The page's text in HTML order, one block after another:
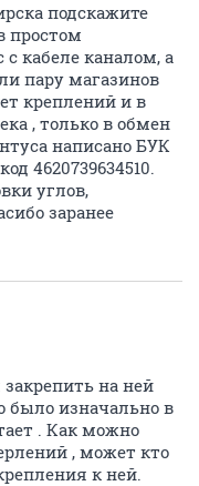
подскажите
простом
кабеле каналом, а
пару магазинов
креплений и в
, только в обмен
написано БУК
4620739634510.
углов,
заранее
на ней
было изначально в
. Как можно
, может кто
к ней.